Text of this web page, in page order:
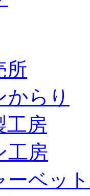
所
からり
工房
工房
ーベッ